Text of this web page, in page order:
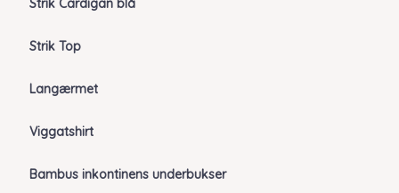
Strik Cardigan blå
Strik Top
Langærmet
Viggatshirt
Bambus inkontinens underbukser